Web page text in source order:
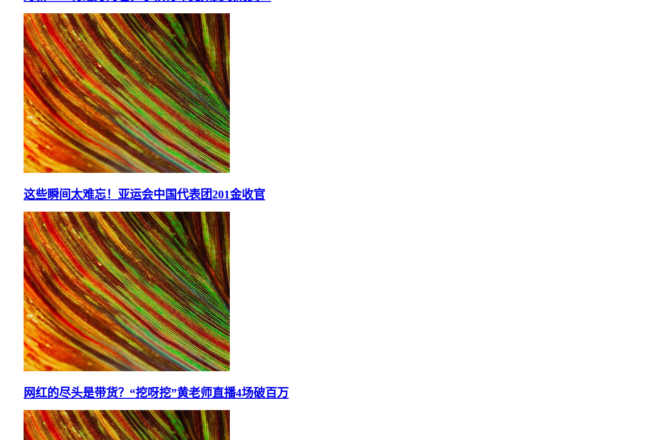
月薪4000背过万的包，小镇青年竟如此敢消费！